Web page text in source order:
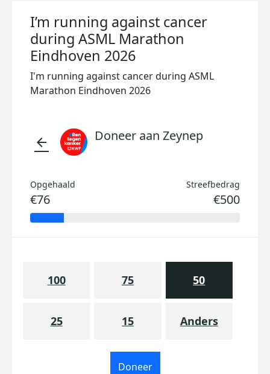
I’m running against cancer
during ASML Marathon
Eindhoven 2026
I'm running against cancer during ASML
Marathon Eindhoven 2026
arrow_back Doneer aan Zeynep
Opgehaald
€76
Streefbedrag
€500
100 75 50
25 15 Anders
Doneer